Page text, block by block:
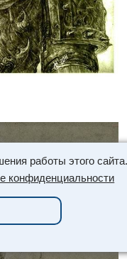
работы этого сайта.
конфиденциальности